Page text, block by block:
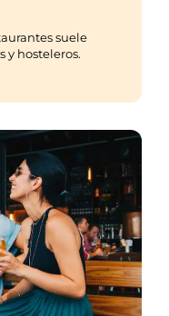
suele
y hosteleros.